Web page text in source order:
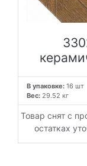
В упаковке: 16 шт
Вес: 29.52 кг
Товар снят с
остатках